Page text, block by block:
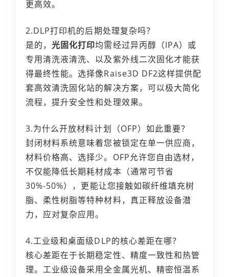
更高效。
2.DLP打印机的后期处理复杂吗？
是的，光固化打印均需经过异丙醇（IPA）或
专用清洗液清洗、以及紫外线二次固化才能获
得最终性能。选择像Raise3D DF2这样提供配
套高效清洗固化站的解决方案，可以极大简化
流程，提升安全性和处理效果。
3.为什么开放材料计划（OFP）如此重要？
封闭材料系统意味着您被锁定在单一供应商，
材料价格高、选择少。OFP允许您自由选材，
不仅能降低长期耗材成本（通常可节省
30%-50%），更能让您接触如碳纤维填充树
脂、柔性树脂等特种材料，真正释放设备潜
力，应对复杂应用。
4.工业级和桌面级DLP的核心差距在哪？
核心差距在于长期稳定性、精度一致性和热管
理。工业级设备采用全金属光机、精密恒温系